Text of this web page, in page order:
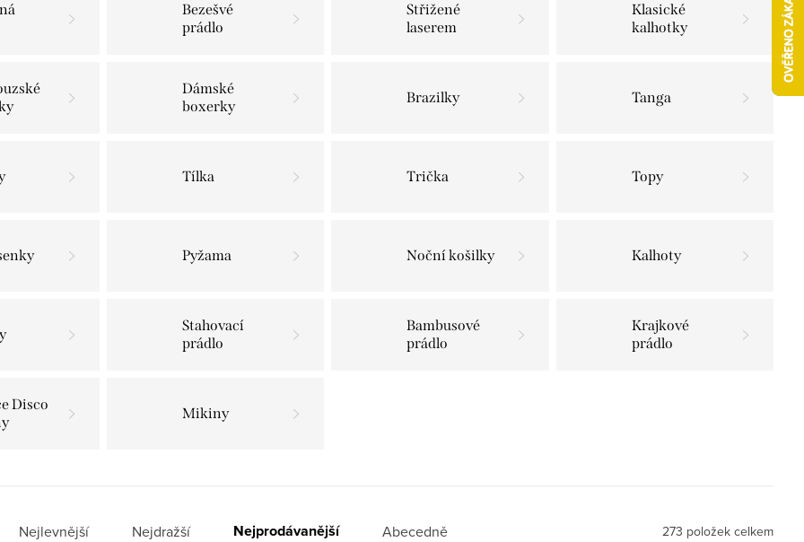
Bezešvé
prádlo
Střižené
laserem
Klasické
kalhotky
Dámské
boxerky
Brazilky Tanga
Tílka Trička Topy
Pyžama Noční košilky Kalhoty
Stahovací
prádlo
Bambusové
prádlo
Krajkové
prádlo
Disco
Mikiny
Nejlevnější Nejdražší Nejprodávanější Abecedně 273 položek celkem